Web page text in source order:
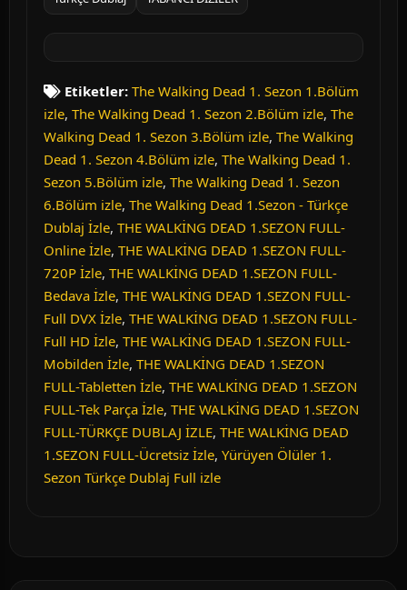
Etiketler: The Walking Dead 1. Sezon 1.Bölüm
izle, The Walking Dead 1. Sezon 2.Bölüm izle, The
Walking Dead 1. Sezon 3.Bölüm izle, The Walking
Dead 1. Sezon 4.Bölüm izle, The Walking Dead 1.
Sezon 5.Bölüm izle, The Walking Dead 1. Sezon
6.Bölüm izle, The Walking Dead 1.Sezon - Türkçe
Dublaj İzle, THE WALKİNG DEAD 1.SEZON FULL-
Online İzle, THE WALKİNG DEAD 1.SEZON FULL-
720P İzle, THE WALKİNG DEAD 1.SEZON FULL-
Bedava İzle, THE WALKİNG DEAD 1.SEZON FULL-
Full DVX İzle, THE WALKİNG DEAD 1.SEZON FULL-
Full HD İzle, THE WALKİNG DEAD 1.SEZON FULL-
Mobilden İzle, THE WALKİNG DEAD 1.SEZON
FULL-Tabletten İzle, THE WALKİNG DEAD 1.SEZON
FULL-Tek Parça İzle, THE WALKİNG DEAD 1.SEZON
FULL-TÜRKÇE DUBLAJ İZLE, THE WALKİNG DEAD
1.SEZON FULL-Ücretsiz İzle, Yürüyen Ölüler 1.
Sezon Türkçe Dublaj Full izle